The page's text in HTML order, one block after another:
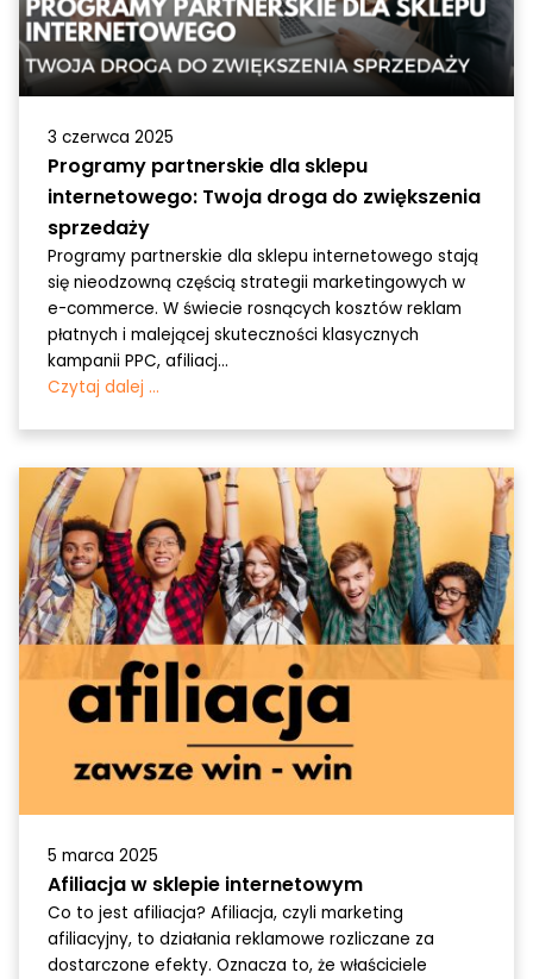
3 czerwca 2025
Programy partnerskie dla sklepu
internetowego: Twoja droga do zwiększenia
sprzedaży
Programy partnerskie dla sklepu internetowego stają
się nieodzowną częścią strategii marketingowych w
e-commerce. W świecie rosnących kosztów reklam
płatnych i malejącej skuteczności klasycznych
kampanii PPC, afiliacj...
Czytaj dalej ...
5 marca 2025
Afiliacja w sklepie internetowym
Co to jest afiliacja? Afiliacja, czyli marketing
afiliacyjny, to działania reklamowe rozliczane za
dostarczone efekty. Oznacza to, że właściciele